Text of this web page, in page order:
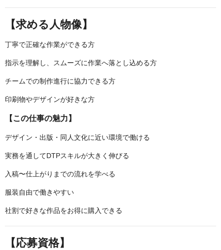
【求める人物像】
丁寧で正確な作業ができる方
指示を理解し、スムーズに作業へ落とし込める方
チームでの制作進行に協力できる方
印刷物やデザインが好きな方
【この仕事の魅力】
デザイン・出版・同人文化に近い環境で働ける
実務を通してDTPスキルが大きく伸びる
入稿〜仕上がりまでの流れを学べる
服装自由で働きやすい
社割で好きな作品をお得に購入できる
【応募資格】